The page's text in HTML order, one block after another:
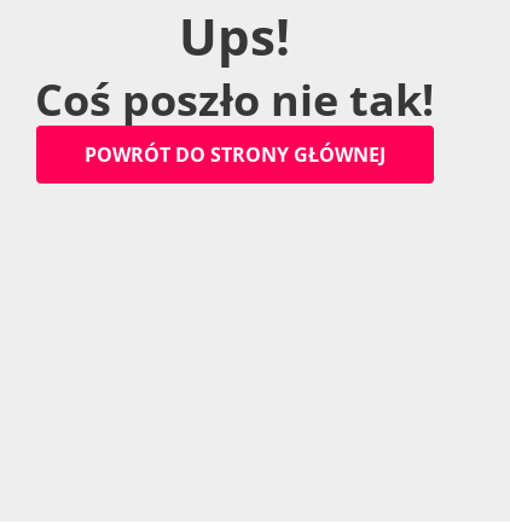
Ups!
Coś poszło nie tak!
POWRÓT DO STRONY GŁÓWNEJ